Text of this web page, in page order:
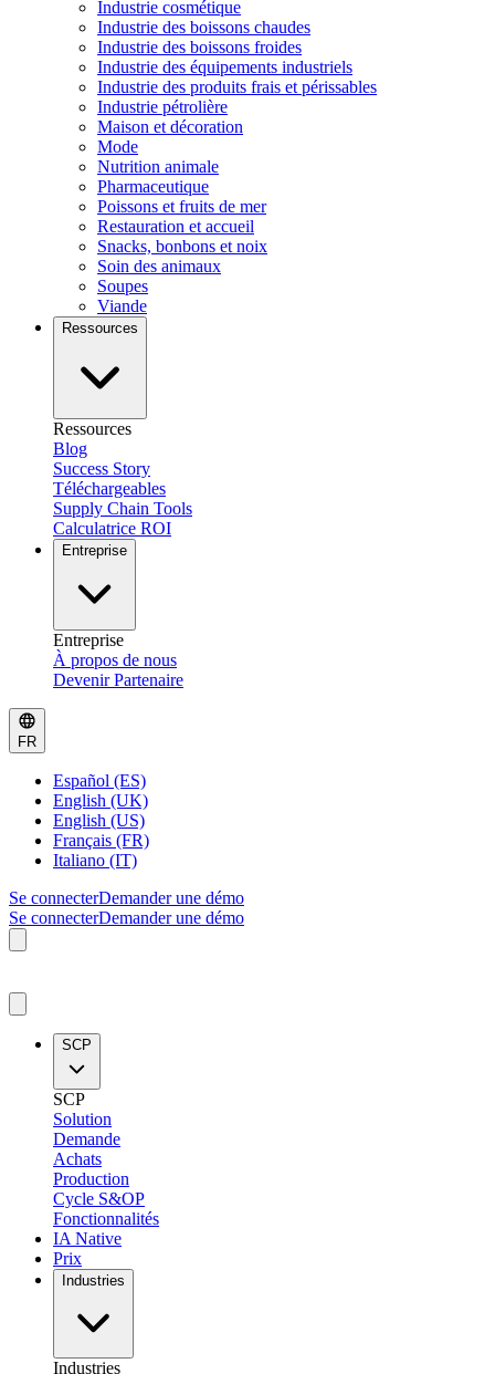
Industrie cosmétique
Industrie des boissons chaudes
Industrie des boissons froides
Industrie des équipements industriels
Industrie des produits frais et périssables
Industrie pétrolière
Maison et décoration
Mode
Nutrition animale
Pharmaceutique
Poissons et fruits de mer
Restauration et accueil
Snacks, bonbons et noix
Soin des animaux
Soupes
Viande
Ressources
Ressources
Blog
Success Story
Téléchargeables
Supply Chain Tools
Calculatrice ROI
Entreprise
Entreprise
À propos de nous
Devenir Partenaire
FR
Español (ES)
English (UK)
English (US)
Français (FR)
Italiano (IT)
Se connecterDemander une démo
Se connecterDemander une démo
SCP
SCP
Solution
Demande
Achats
Production
Cycle S&OP
Fonctionnalités
IA Native
Prix
Industries
Industries